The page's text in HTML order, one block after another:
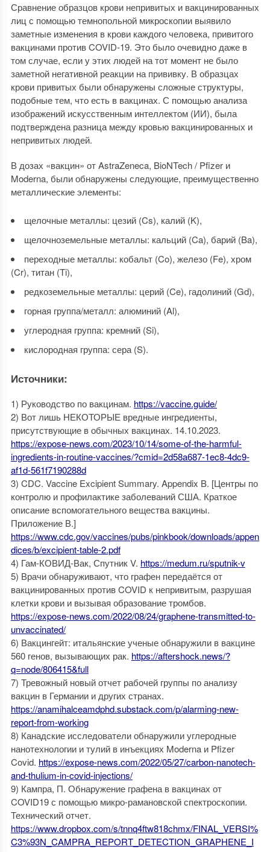
Сравнение образцов крови непривитых и вакцинированных
лиц с помощью темнопольной микроскопии выявило
заметные изменения в крови каждого человека, привитого
вакцинами против COVID-19. Это было очевидно даже в
том случае, если у этих людей на тот момент не было
заметной негативной реакции на прививку. В образцах
крови привитых были обнаружены сложные структуры,
подобные тем, что есть в вакцинах. С помощью анализа
изображений искусственным интеллектом (ИИ), была
подтверждена разница между кровью вакцинированных и
непривитых людей.
В дозах «вакцин» от AstraZeneca, BioNTech / Pfizer и
Moderna, были обнаружены следующие, преимущественно
металлические элементы:
щелочные металлы: цезий (Cs), калий (K),
щелочноземельные металлы: кальций (Ca), барий (Ba),
переходные металлы: кобальт (Co), железо (Fe), хром
(Cr), титан (Ti),
редкоземельные металлы: церий (Ce), гадолиний (Gd),
горная группа/металл: алюминий (Al),
углеродная группа: кремний (Si),
кислородная группа: сера (S).
Источники:
1) Руководство по вакцинам. https://vaccine.guide/
2) Вот лишь НЕКОТОРЫЕ вредные ингредиенты,
присутствующие в обычных вакцинах. 14.10.2023.
https://expose-news.com/2023/10/14/some-of-the-harmful-
ingredients-in-routine-vaccines/?cmid=2d58a687-1ec8-4dc9-
af1d-561f7190288d
3) CDC. Vaccine Excipient Summary. Appendix B. [Центры по
контролю и профилактике заболеваний США. Краткое
описание вспомогательного вещества вакцины.
Приложение В.]
https://www.cdc.gov/vaccines/pubs/pinkbook/downloads/appen
dices/b/excipient-table-2.pdf
4) Гам-КОВИД-Вак, Спутник V. https://medum.ru/sputnik-v
5) Врачи обнаруживают, что графен передаётся от
вакцинированных против COVID к непривитым, разрушая
клетки крови и вызывая образование тромбов.
https://expose-news.com/2022/08/24/graphene-transmitted-to-
unvaccinated/
6) Вакцингейт: итальянские ученые обнаружили в вакцине
560 генов, вызывающих рак. https://aftershock.news/?
q=node/806415&full
7) Тревожный новый отчет рабочей группы по анализу
вакцин в Германии и других странах.
https://anamihalceamdphd.substack.com/p/alarming-new-
report-from-working
8) Канадские исследователи обнаружили углеродные
нанотехнологии и тулий в инъекциях Moderna и Pfizer
Covid. https://expose-news.com/2022/05/27/carbon-nanotech-
and-thulium-in-covid-injections/
9) Кампра, П. Обнаружение графена в вакцинах от
COVID19 с помощью микро-рамановской спектроскопии.
Технический отчет.
https://www.dropbox.com/s/tnnq4ftw818chmx/FINAL_VERSI%
C3%93N_CAMPRA_REPORT_DETECTION_GRAPHENE_I